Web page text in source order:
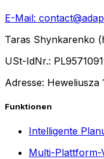
E-Mail:
Taras Shynkarenko
USt-IdNr.:
Adresse: Heweliusza
Funktionen
Intelligente
Multi-